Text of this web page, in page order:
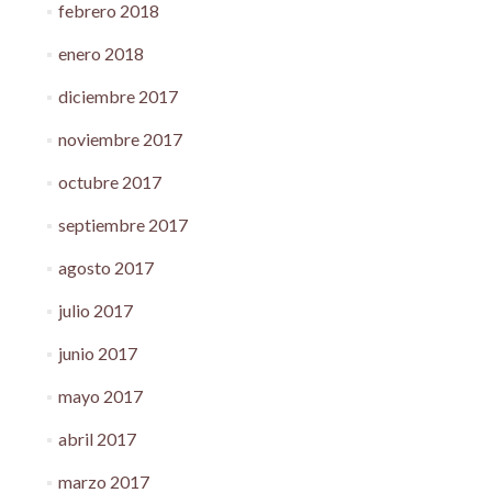
febrero 2018
enero 2018
diciembre 2017
noviembre 2017
octubre 2017
septiembre 2017
agosto 2017
julio 2017
junio 2017
mayo 2017
abril 2017
marzo 2017